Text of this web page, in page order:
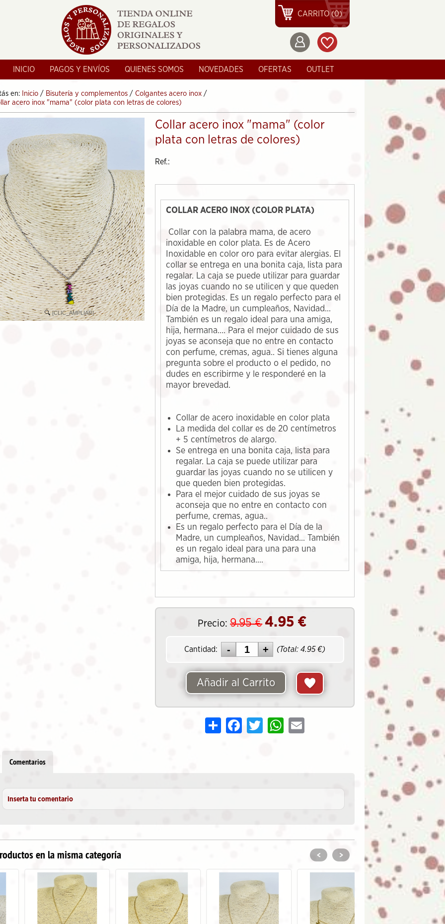
CARRITO (0)
INICIO PAGOS Y ENVÍOS QUIENES SOMOS NOVEDADES OFERTAS OUTLET
en: Inicio / Bisutería y complementos / Colgantes acero inox /
acero inox "mama" (color plata con letras de colores)
[CLIC_AMPLIAR]
Collar acero inox "mama" (color
plata con letras de colores)
Ref.:
COLLAR ACERO INOX (COLOR PLATA)
Collar con la palabra mama, de acero
inoxidable en color plata. Es de Acero
Inoxidable en color oro para evitar alergias. El
collar se entrega en una bonita caja, lista para
regalar. La caja se puede utilizar para guardar
las joyas cuando no se utilicen y que queden
bien protegidas. Es un regalo perfecto para el
Día de la Madre, un cumpleaños, Navidad...
También es un regalo ideal para una amiga,
hija, hermana.... Para el mejor cuidado de sus
joyas se aconseja que no entre en contacto
con perfume, cremas, agua.. Si tienes alguna
pregunta sobre el producto o el pedido, no
dudes en escribirme y le responderé en la
mayor brevedad.
Collar de acero inoxidable en color plata
La medida del collar es de 20 centímetros
+ 5 centímetros de alargo.
Se entrega en una bonita caja, lista para
regalar. La caja se puede utilizar para
guardar las joyas cuando no se utilicen y
que queden bien protegidas.
Para el mejor cuidado de sus joyas se
aconseja que no entre en contacto con
perfume, cremas, agua..
Es un regalo perfecto para el Día de la
Madre, un cumpleaños, Navidad... También
es un regalo ideal para una para una
amiga, hija, hermana....
Precio: 9.95€ 4.95 €
Cantidad: (Total:4.95€)
Añadir al Carrito
Share FacebookTwitter WhatsApp
Comentarios
Inserta tu comentario
en la misma categoría < >